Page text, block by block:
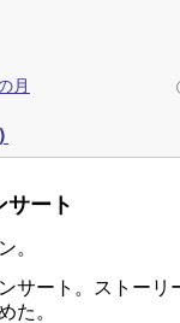
月
サート
。
サート。ストーリ
た。